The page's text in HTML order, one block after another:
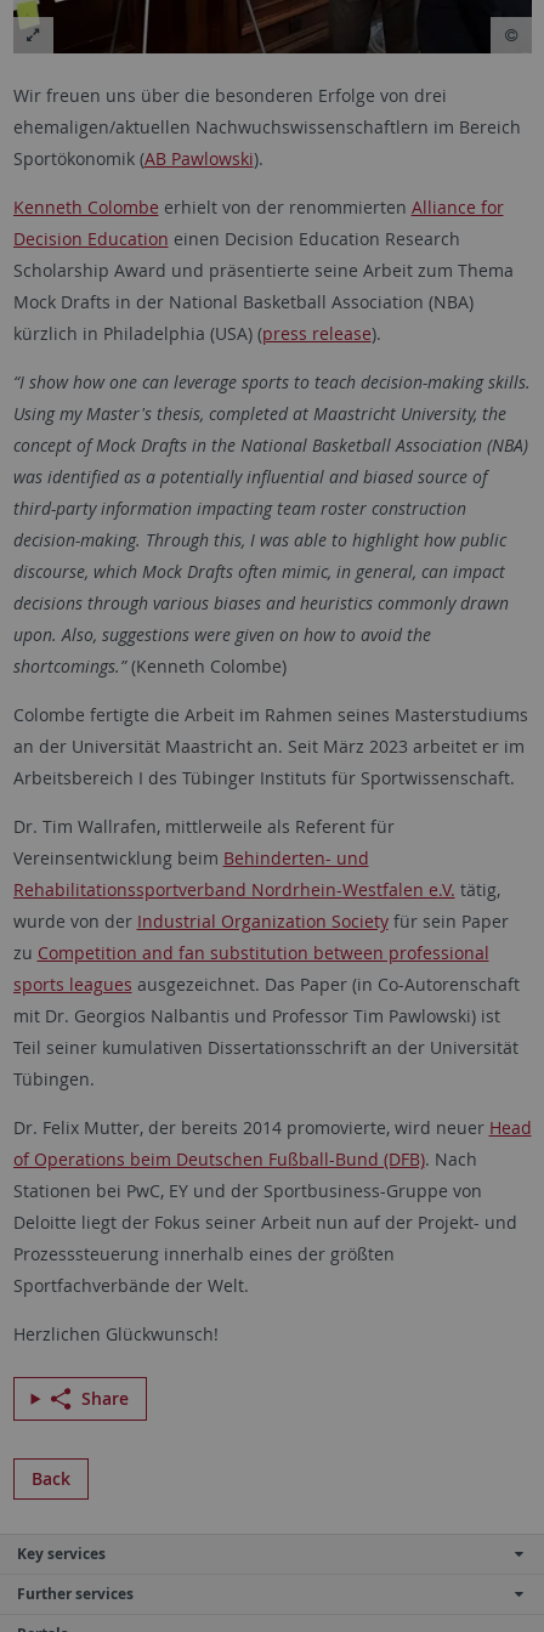
Wir freuen uns über die besonderen Erfolge von drei
ehemaligen/aktuellen Nachwuchswissenschaftlern im Bereich
Sportökonomik (AB Pawlowski).
Kenneth Colombe erhielt von der renommierten Alliance for
Decision Education einen Decision Education Research
Scholarship Award und präsentierte seine Arbeit zum Thema
Mock Drafts in der National Basketball Association (NBA)
kürzlich in Philadelphia (USA) (press release).
“I show how one can leverage sports to teach decision-making skills.
Using my Master's thesis, completed at Maastricht University, the
concept of Mock Drafts in the National Basketball Association (NBA)
was identified as a potentially influential and biased source of
third-party information impacting team roster construction
decision-making. Through this, I was able to highlight how public
discourse, which Mock Drafts often mimic, in general, can impact
decisions through various biases and heuristics commonly drawn
upon. Also, suggestions were given on how to avoid the
shortcomings.”(Kenneth Colombe)
Colombe fertigte die Arbeit im Rahmen seines Masterstudiums
an der Universität Maastricht an. Seit März 2023 arbeitet er im
Arbeitsbereich I des Tübinger Instituts für Sportwissenschaft.
Dr. Tim Wallrafen, mittlerweile als Referent für
Vereinsentwicklung beim Behinderten- und
Rehabilitationssportverband Nordrhein-Westfalen e.V. tätig,
wurde von der Industrial Organization Societyfür sein Paper
zu Competition and fan substitution between professional
sports leagues ausgezeichnet. Das Paper (in Co-Autorenschaft
mit Dr. Georgios Nalbantis und Professor Tim Pawlowski) ist
Teil seiner kumulativen Dissertationsschrift an der Universität
Tübingen.
Dr. Felix Mutter, der bereits 2014 promovierte, wird neuer Head
of Operations beim Deutschen Fußball-Bund (DFB). Nach
Stationen bei PwC, EY und der Sportbusiness-Gruppe von
Deloitte liegt der Fokus seiner Arbeit nun auf der Projekt- und
Prozesssteuerung innerhalb eines der größten
Sportfachverbände der Welt.
Herzlichen Glückwunsch!
Share
Back
Key services
Further services